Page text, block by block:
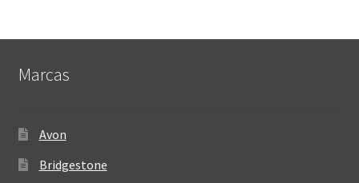
Marcas
Avon
Bridgestone